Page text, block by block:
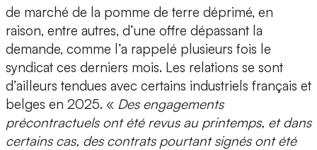
de marché de la pomme de terre déprimé, en
raison, entre autres, d’une offre dépassant la
demande, comme l’a rappelé plusieurs fois le
syndicat ces derniers mois. Les relations se sont
d’ailleurs tendues avec certains industriels français et
belges en 2025. « Des engagements
précontractuels ont été revus au printemps, et dans
certains cas, des contrats pourtant signés ont été